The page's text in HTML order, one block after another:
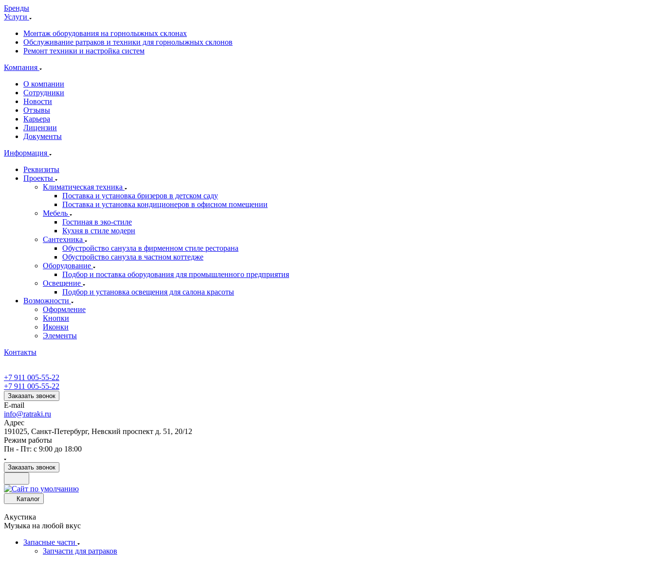
Бренды
Услуги
Монтаж оборудования на горнолыжных склонах
Обслуживание ратраков и техники для горнолыжных склонов
Ремонт техники и настройка систем
Компания
О компании
Сотрудники
Новости
Отзывы
Карьера
Лицензии
Документы
Информация
Реквизиты
Проекты
Климатическая техника
Поставка и установка бризеров в детском саду
Поставка и установка кондиционеров в офисном помещении
Мебель
Гостиная в эко-стиле
Кухня в стиле модерн
Сантехника
Обустройство санузла в фирменном стиле ресторана
Обустройство санузла в частном коттедже
Оборудование
Подбор и поставка оборудования для промышленного предприятия
Освещение
Подбор и установка освещения для салона красоты
Возможности
Оформление
Кнопки
Иконки
Элементы
Контакты
+7 911 005-55-22
+7 911 005-55-22
Заказать звонок
E-mail
info@ratraki.ru
Адрес
191025, Санкт-Петербург, Невский проспект д. 51, 20/12
Режим работы
Пн - Пт: с 9:00 до 18:00
Заказать звонок
Каталог
Акустика
Музыка на любой вкус
Запасные части
Запчасти для ратраков